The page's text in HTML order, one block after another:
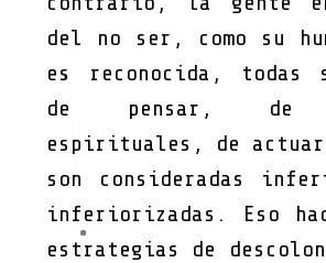
del no ser, como su
es reconocida, todas
de pensar, de
espirituales, de
son consideradas
inferiorizadas. Eso
estrategias de